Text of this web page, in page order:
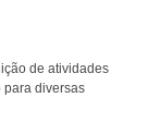
de atividades
para diversas